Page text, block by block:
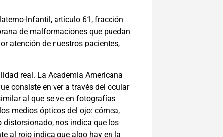
Infantil, artículo 61, fracción
de malformaciones que puedan
atención de nuestros pacientes,
real. La Academia Americana
consiste en ver a través del ocular
al que se ve en fotografías
medios ópticos del ojo: córnea,
distorsionado, nos indica que los
al rojo indica que algo hay en la